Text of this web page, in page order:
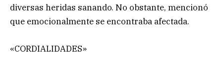
diversas heridas sanando. No obstante, mencionó
que emocionalmente se encontraba afectada.
«CORDIALIDADES»